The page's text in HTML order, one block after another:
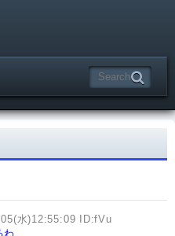
水)12:55:09 ID:fVu
わ